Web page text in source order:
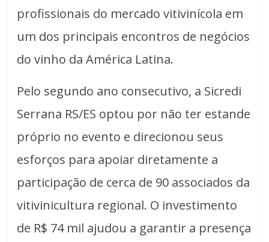
profissionais do mercado vitivinícola em
um dos principais encontros de negócios
do vinho da América Latina.
Pelo segundo ano consecutivo, a Sicredi
Serrana RS/ES optou por não ter estande
próprio no evento e direcionou seus
esforços para apoiar diretamente a
participação de cerca de 90 associados da
vitivinicultura regional. O investimento
de R$ 74 mil ajudou a garantir a presença